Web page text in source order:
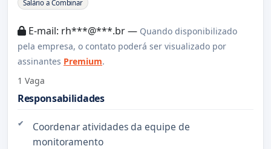
Salário a Combinar
E-mail: rh***@***.br — Quando disponibilizado
pela empresa, o contato poderá ser visualizado por
assinantes Premium.
1 Vaga
Responsabilidades
Coordenar atividades da equipe de
monitoramento